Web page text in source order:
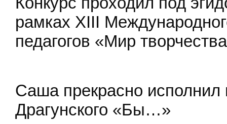
рамках XIII
педагогов «Мир
Саша прекрасно исполнил
Драгунского «Бы…»